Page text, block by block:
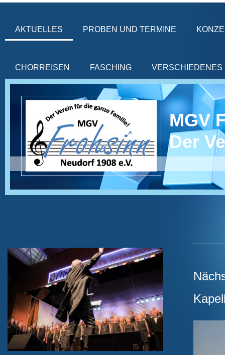
AKTUELLES PROBEN UND TERMINE
CHORREISEN FASCHING VERSCHIEDENES
MGV
Der